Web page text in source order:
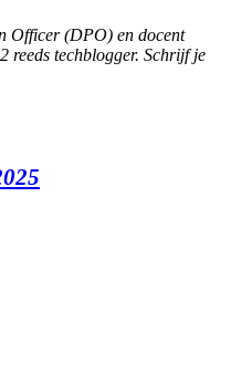
Officer (DPO) en docent
reeds techblogger. Schrijf je